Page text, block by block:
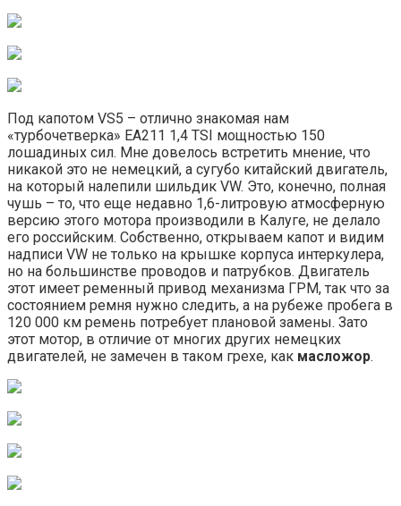
Под капотом VS5 – отлично знакомая нам
«турбочетверка» EA211 1,4 TSI мощностью 150
лошадиных сил. Мне довелось встретить мнение, что
никакой это не немецкий, а сугубо китайский двигатель,
на который налепили шильдик VW. Это, конечно, полная
чушь – то, что еще недавно 1,6-литровую атмосферную
версию этого мотора производили в Калуге, не делало
его российским. Собственно, открываем капот и видим
надписи VW не только на крышке корпуса интеркулера,
но на большинстве проводов и патрубков. Двигатель
этот имеет ременный привод механизма ГРМ, так что за
состоянием ремня нужно следить, а на рубеже пробега в
120 000 км ремень потребует плановой замены. Зато
этот мотор, в отличие от многих других немецких
двигателей, не замечен в таком грехе, как масложор.